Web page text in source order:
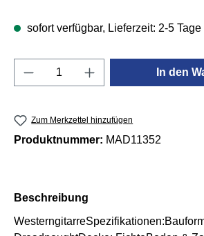
sofort verfügbar, Lieferzeit: 2-5 Tage
Produkt Anzahl: Gib den
In den
Zum Merkzettel hinzufügen
Produktnummer: MAD11352
Beschreibung